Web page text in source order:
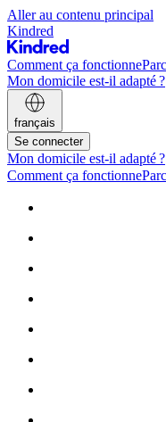
Aller au contenu principal
Kindred
Comment ça fonctionne
Mon domicile est-il adapté ?
français
Se connecter
Mon domicile est-il adapté ?
Comment ça fonctionne